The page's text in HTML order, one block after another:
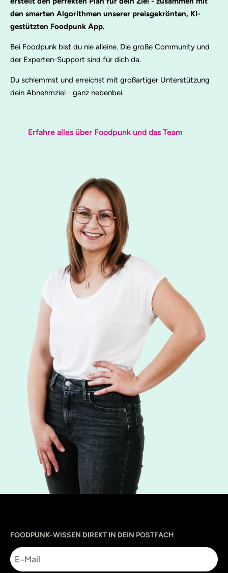
den smarten Algorithmen unserer preisgekrönten, KI-
gestützten Foodpunk App.
Bei Foodpunk bist du nie alleine. Die große Community und
der Experten-Support sind für dich da.
Du schlemmst und erreichst mit großartiger Unterstützung
dein Abnehmziel - ganz nebenbei.
Erfahre alles über Foodpunk und das Team
FOODPUNK-WISSEN DIREKT IN DEIN POSTFACH
E-
Mail